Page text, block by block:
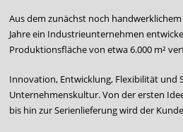
Aus dem zunächst noch
Jahre ein Industrieunternehmen
Produktionsfläche von etwa 6.000 m²
Innovation, Entwicklung, Flexibilität und
Unternehmenskultur. Von der ersten
bis hin zur Serienlieferung wird der